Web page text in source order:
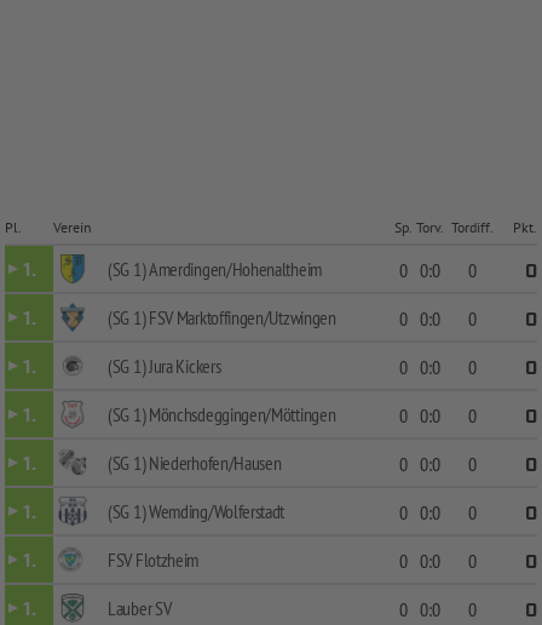
Pl. Verein Sp. Torv. Tordiff. Pkt.
1. (SG 1) Amerdingen/Hohenaltheim 0 0:0 0
0
1.
(SG 1) FSV Marktoffingen/Utzwingen 0 0:0 0
0
1.
(SG 1) Jura Kickers 0 0:0 0
0
1.
(SG 1) Mönchsdeggingen/Möttingen 0 0:0 0
0
1.
(SG 1) Niederhofen/Hausen 0 0:0 0
0
1.
(SG 1) Wemding/Wolferstadt 0 0:0 0
0
1.
FSV Flotzheim 0 0:0 0
0
1.
Lauber SV 0 0:0 0
0